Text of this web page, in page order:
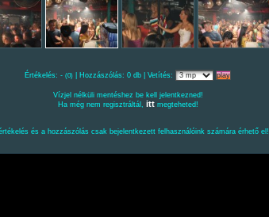
Értékelés: - (0) | Hozzászólás: 0 db | Vetítés:
Vízjel nélküli mentéshez be kell jelentkezned!
Ha még nem regisztráltál, ittmegteheted!
és a hozzászólás csak bejelentkezett felhasználóink számára érhető el!